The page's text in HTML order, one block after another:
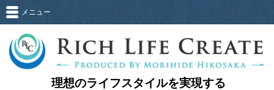
理想のライフスタイルを実現する
メニュー